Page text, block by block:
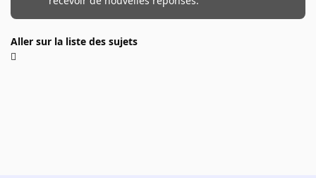
Aller sur la liste des sujets